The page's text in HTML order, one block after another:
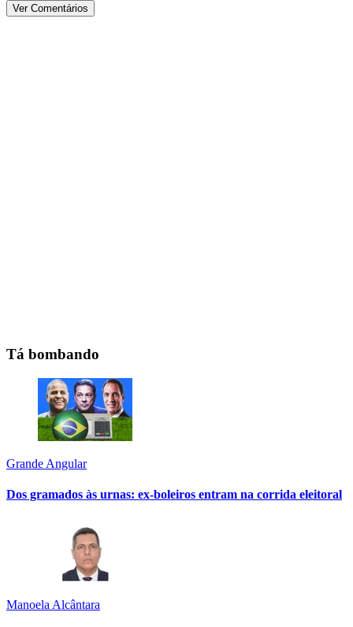
Ver Comentários
Tá bombando
Grande Angular
Dos gramados às urnas: ex-boleiros entram na corrida eleitoral
Manoela Alcântara